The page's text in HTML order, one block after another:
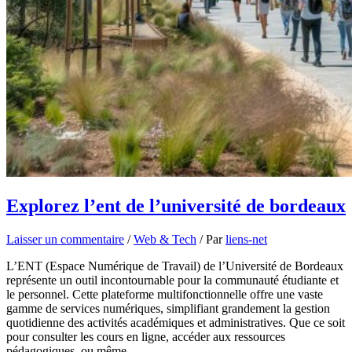
Explorez l’ent de l’université de bordeaux
Laisser un commentaire /Web & Tech / Parliens-net
L’ENT (Espace Numérique de Travail) de l’Université de Bordeaux
représente un outil incontournable pour la communauté étudiante et
le personnel. Cette plateforme multifonctionnelle offre une vaste
gamme de services numériques, simplifiant grandement la gestion
quotidienne des activités académiques et administratives. Que ce soit
pour consulter les cours en ligne, accéder aux ressources